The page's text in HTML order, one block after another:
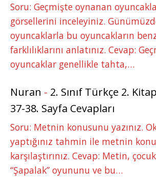
Soru: Geçmişte oynanan
görsellerini inceleyiniz.
oyuncaklarla bu oyuncakların
farklılıklarını anlatınız. Cevap:
oyuncaklar genellikle tahta,…
Nuran - 2. Sınıf Türkçe 2.
37-38. Sayfa Cevapları
Soru: Metnin konusunu yazınız.
yaptığınız tahmin ile metnin
karşılaştırınız. Cevap: Metin,
“Şapalak” oyununu ve bu…